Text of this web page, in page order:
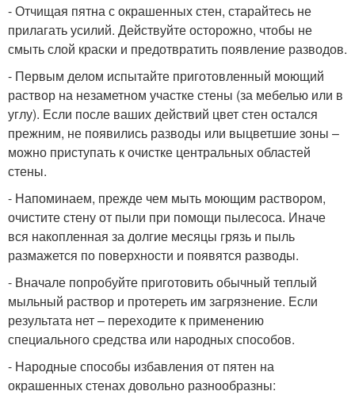
- Отчищая пятна с окрашенных стен, старайтесь не
прилагать усилий. Действуйте осторожно, чтобы не
смыть слой краски и предотвратить появление разводов.
- Первым делом испытайте приготовленный моющий
раствор на незаметном участке стены (за мебелью или в
углу). Если после ваших действий цвет стен остался
прежним, не появились разводы или выцветшие зоны –
можно приступать к очистке центральных областей
стены.
- Напоминаем, прежде чем мыть моющим раствором,
очистите стену от пыли при помощи пылесоса. Иначе
вся накопленная за долгие месяцы грязь и пыль
размажется по поверхности и появятся разводы.
- Вначале попробуйте приготовить обычный теплый
мыльный раствор и протереть им загрязнение. Если
результата нет – переходите к применению
специального средства или народных способов.
- Народные способы избавления от пятен на
окрашенных стенах довольно разнообразны: